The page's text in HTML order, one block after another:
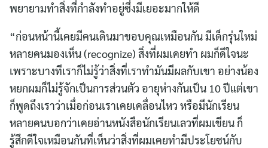
พยายามทำสิ่งที่กำลังทำอยู่ซึ่งมีเยอะมากให้ดี
“ก่อนหน้านี้เคยมีคนเดินมาขอบคุณเหมือนกัน มีเด็กรุ่นใหม่
หลายคนมองเห็น (recognize) สิ่งที่ผมเคยทำ ผมก็ดีใจนะ
เพราะบางทีเราก็ไม่รู้ว่าสิ่งที่เราทำมันมีผลกับเขา อย่างน้อง
หยกผมก็ไม่รู้จักเป็นการส่วนตัว อายุห่างกันเป็น 10 ปีแต่เขา
ก็พูดถึงเราว่าเมื่อก่อนเราเคยเคลื่อนไหว หรือมีนักเรียน
หลายคนบอกว่าเคยอ่านหนังสือนักเรียนเลวที่ผมเขียน ก็
รู้สึกดีใจเหมือนกันที่เห็นว่าสิ่งที่ผมเคยทำมีประโยชน์กับ